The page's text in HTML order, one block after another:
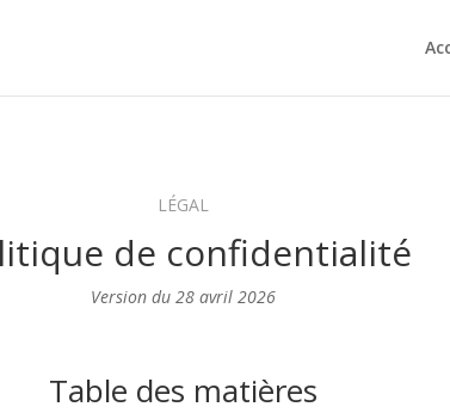
LÉGAL
de confidentialité
Version du 28 avril 2026
Table des matières